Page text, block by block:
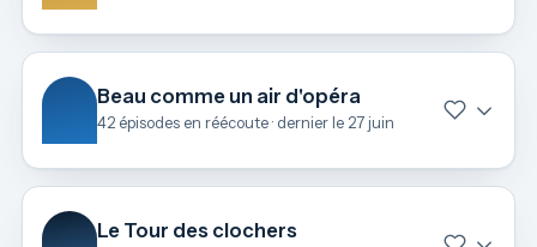
Beau comme un air d'opéra
42 épisodes en réécoute · dernier le 27 juin
Le Tour des clochers